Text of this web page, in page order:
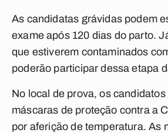
As candidatas grávidas podem
exame após 120 dias do parto.
que estiverem contaminados
poderão participar dessa etapa
No local de prova, os
máscaras de proteção contra a
por aferição de temperatura. As